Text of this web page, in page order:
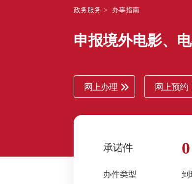
政务服务 > 办事指南
申报境外电影、
网上办理 网上预约
承诺件
办件类型
0
到